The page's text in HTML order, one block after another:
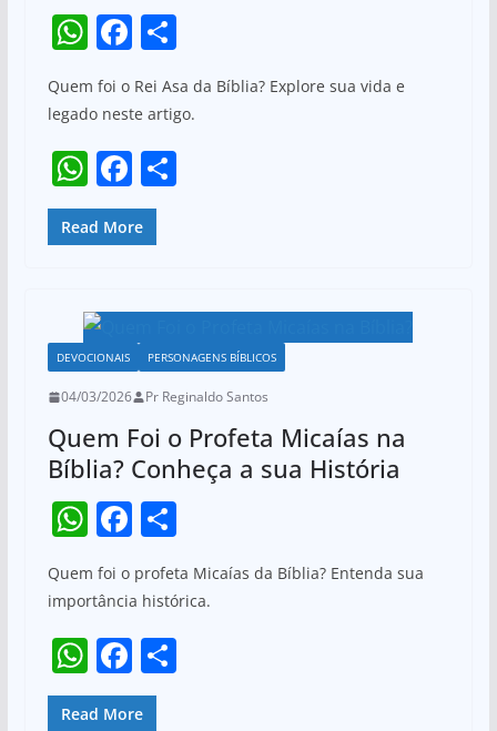
W
h
at
s
A
p
p
F
c
e
b
o
o
S
ar
e
Quem foi o Rei Asa da Bíblia? Explore sua vida e
legado neste artigo.
W
h
at
A
p
p
F
a
c
b
o
o
k
S
Read More
DEVOCIONAIS PERSONAGENS BÍBLICOS
04/03/2026 Pr Reginaldo Santos
Quem Foi o Profeta Micaías na
Bíblia? Conheça a sua História
W
h
at
s
A
p
F
c
e
b
o
S
ar
Quem foi o profeta Micaías da Bíblia? Entenda sua
importância histórica.
W
h
F
a
S
Read More